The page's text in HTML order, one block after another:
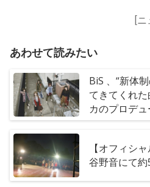
[ニ
あわせて読みたい
BiS 、“新体
てきてくれた
カのプロデ
配信開始
【オフィシ
谷野音にて